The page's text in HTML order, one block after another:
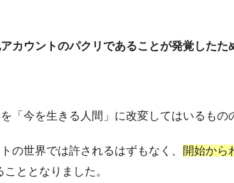
カウントのパクリであることが発覚したた
「今を生きる人間」に改変してはいるもの
の世界では許されるはずもなく、
開始から
ととなりました。